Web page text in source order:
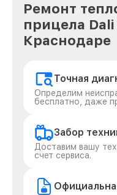
Ремонт
прицела
Краснодаре
Точная
Определим
бесплатно, даже
Забор
Доставим вашу
счет сервиса.